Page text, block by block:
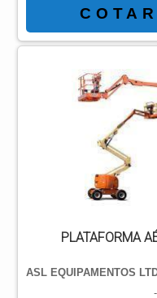
própria empresa e
qualidade. INFORMAÇÕES SOBRE
PLATAFORMA AÉREA
pesquisa na
articulada em uma
chega até a ASL
Especializada em
móveis de trabalho
PLATAFORMA
ASL EQUIPAMENTOS